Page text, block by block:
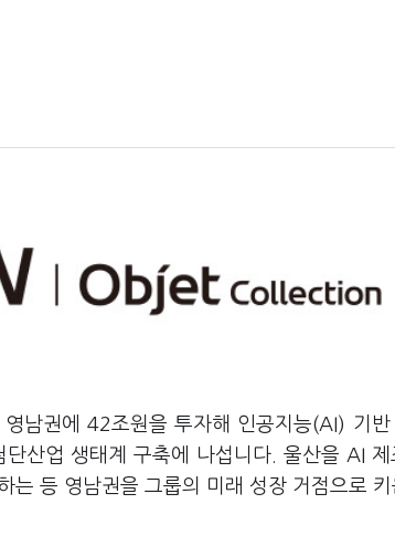
남권에 42조원을 투자해 인공지능(AI) 기반
산업 생태계 구축에 나섭니다. 울산을 AI 제
는 등 영남권을 그룹의 미래 성장 거점으로